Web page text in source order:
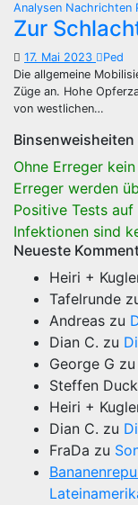
Analysen Nachrichten
Zur
17. Mai 2023
Ped
Die allgemeine
Züge an. Hohe
von westlichen…
Binsenweisheiten
Ohne Erreger
Erreger werden
Positive Tests
Infektionen sind
Neueste
Heiri +
Tafelrunde
Andreas zu
Dian C. zu
George G zu
Steffen Duck
Heiri +
Dian C. zu
FraDa zu